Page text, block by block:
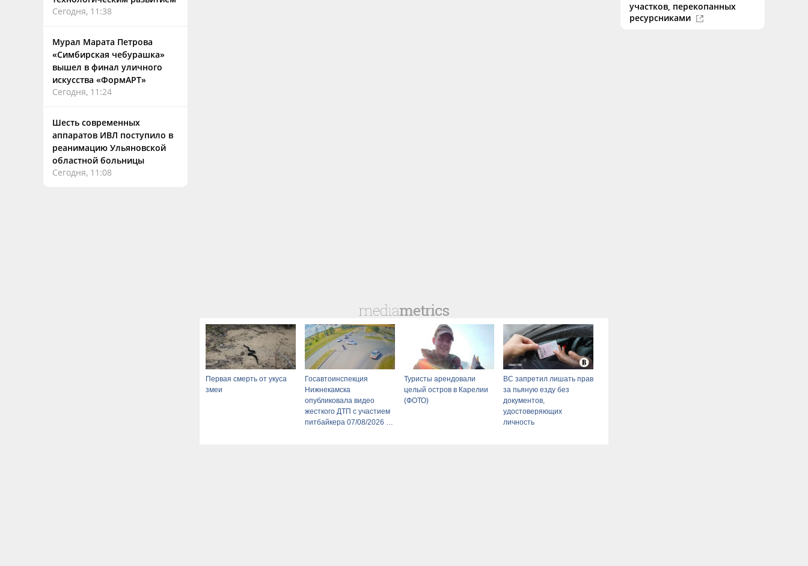
Сегодня, 11:38
Мурал Марата Петрова
«Симбирская чебурашка»
вышел в финал уличного
искусства «ФормАРТ»
Сегодня, 11:24
Шесть современных
аппаратов ИВЛ поступило в
реанимацию Ульяновской
областной больницы
Сегодня, 11:08
Первая смерть от укуса
змеи
Госавтоинспекция
Нижнекамска
опубликовала видео
жесткого ДТП с участием
питбайкера 07/08/2026 –
Туристы арендовали
целый остров в Карелии
(ФОТО)
ВС запретил лишать прав
за пьяную езду без
документов,
удостоверяющих
личность
участков, перекопанных
ресурсниками